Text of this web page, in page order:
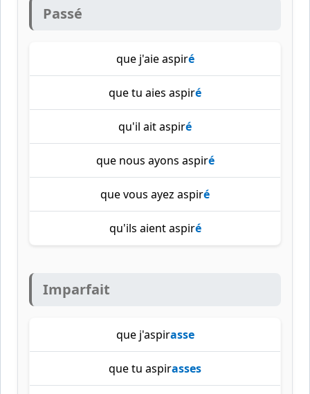
Passé
que j'aie aspiré
que tu aies aspiré
qu'il ait aspiré
que nous ayons aspiré
que vous ayez aspiré
qu'ils aient aspiré
Imparfait
que j'aspirasse
que tu aspirasses